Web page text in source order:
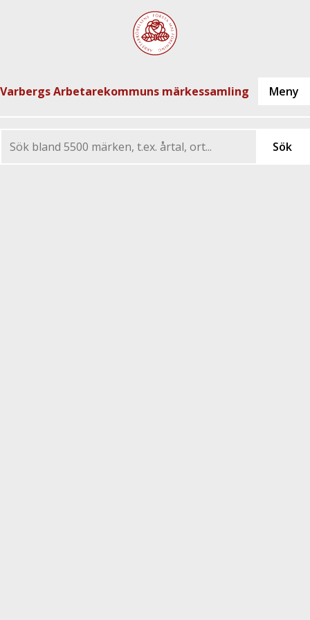
Varbergs Arbetarekommuns märkessamling